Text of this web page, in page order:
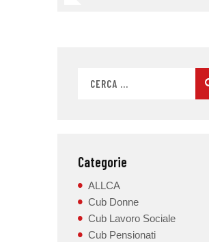
Categorie
ALLCA
Cub Donne
Cub Lavoro Sociale
Cub Pensionati